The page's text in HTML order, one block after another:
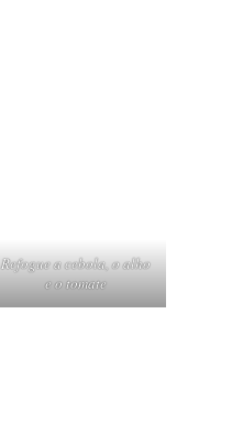
Refogue a cebola, o alho
e o tomate